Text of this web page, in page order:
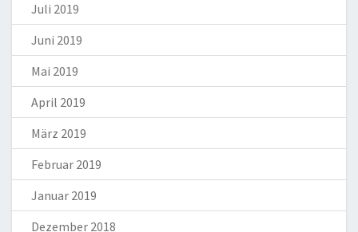
Juli 2019
Juni 2019
Mai 2019
April 2019
März 2019
Februar 2019
Januar 2019
Dezember 2018